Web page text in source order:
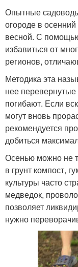
Опытные
огороде в
весной. С
избавиться от
регионов,
Методика эта
нее
погибают. Если
могут вновь
рекомендуется
добиться
Осенью можно не
в грунт компост,
культуры часто
медведок,
позволяет
нужно